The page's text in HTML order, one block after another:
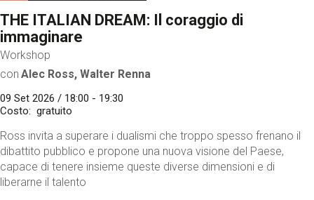
THE ITALIAN DREAM: Il coraggio di
immaginare
Workshop
con Alec Ross, Walter Renna
09 Set 2026 / 18:00 - 19:30
Costo
gratuito
Ross invita a superare i dualismi che troppo spesso frenano il
dibattito pubblico e propone una nuova visione del Paese,
capace di tenere insieme queste diverse dimensioni e di
liberarne il talento